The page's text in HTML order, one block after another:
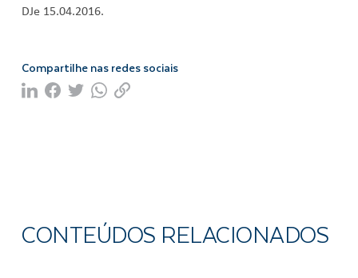
DJe 15.04.2016.
Compartilhe nas redes sociais
CONTEÚDOS RELACIONADOS